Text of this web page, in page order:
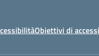
Obiettivi di